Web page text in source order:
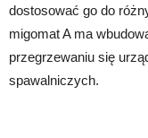
dostosować go do
migomat A ma
przegrzewaniu się
spawalniczych.